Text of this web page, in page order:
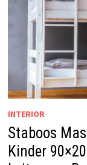
INTERIOR
Staboos
Kinder